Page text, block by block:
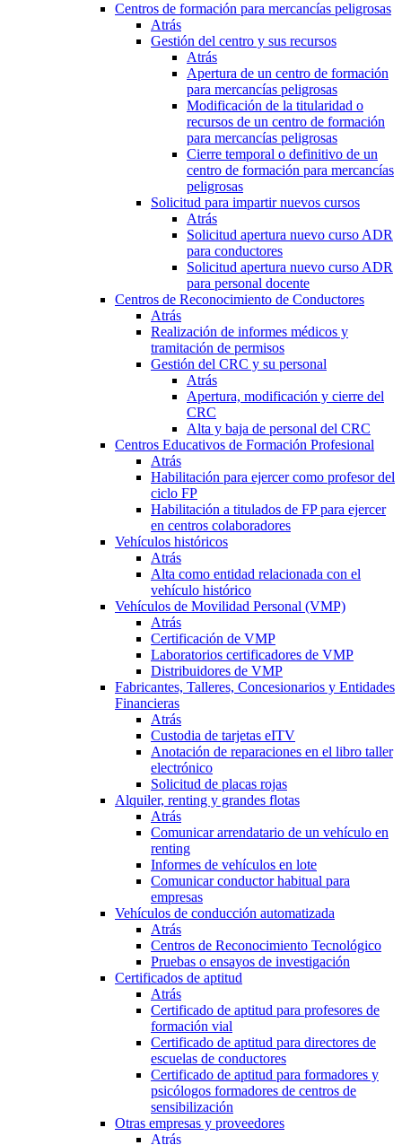
Centros de formación para mercancías peligrosas
Atrás
Gestión del centro y sus recursos
Atrás
Apertura de un centro de formación
para mercancías peligrosas
Modificación de la titularidad o
recursos de un centro de formación
para mercancías peligrosas
Cierre temporal o definitivo de un
centro de formación para mercancías
peligrosas
Solicitud para impartir nuevos cursos
Atrás
Solicitud apertura nuevo curso ADR
para conductores
Solicitud apertura nuevo curso ADR
para personal docente
Centros de Reconocimiento de Conductores
Atrás
Realización de informes médicos y
tramitación de permisos
Gestión del CRC y su personal
Atrás
Apertura, modificación y cierre del
CRC
Alta y baja de personal del CRC
Centros Educativos de Formación Profesional
Atrás
Habilitación para ejercer como profesor del
ciclo FP
Habilitación a titulados de FP para ejercer
en centros colaboradores
Vehículos históricos
Atrás
Alta como entidad relacionada con el
vehículo histórico
Vehículos de Movilidad Personal (VMP)
Atrás
Certificación de VMP
Laboratorios certificadores de VMP
Distribuidores de VMP
Fabricantes, Talleres, Concesionarios y Entidades
Financieras
Atrás
Custodia de tarjetas eITV
Anotación de reparaciones en el libro taller
electrónico
Solicitud de placas rojas
Alquiler, renting y grandes flotas
Atrás
Comunicar arrendatario de un vehículo en
renting
Informes de vehículos en lote
Comunicar conductor habitual para
empresas
Vehículos de conducción automatizada
Atrás
Centros de Reconocimiento Tecnológico
Pruebas o ensayos de investigación
Certificados de aptitud
Atrás
Certificado de aptitud para profesores de
formación vial
Certificado de aptitud para directores de
escuelas de conductores
Certificado de aptitud para formadores y
psicólogos formadores de centros de
sensibilización
Otras empresas y proveedores
Atrás